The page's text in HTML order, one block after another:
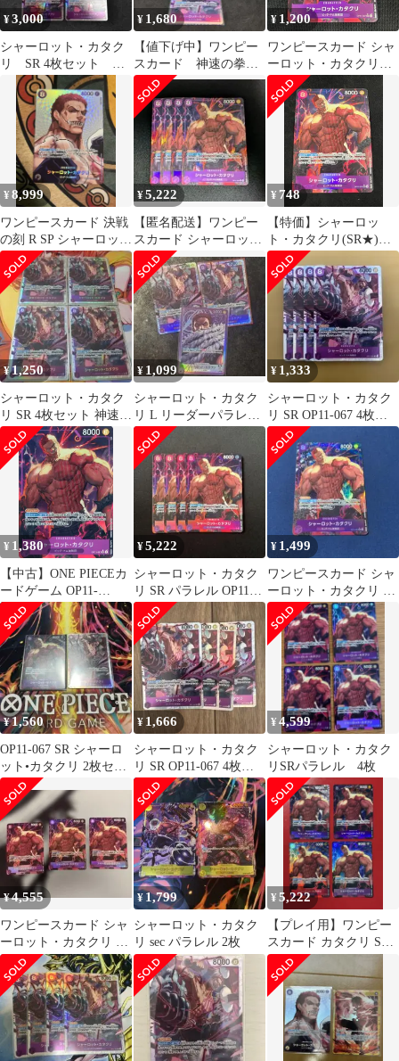
¥3,000
シャーロット・カタク
リ SR 4枚セット 神
速の拳 ワンピースカ
ード
¥ 1,680
【値下げ中】ワンピー
スカード 神速の拳
シャーロット・カタク
リまとめ売り
¥ 1,200
ワンピースカード シャ
ーロット・カタクリ
SR★ スーパーレア パ
ラレル OP11/067P1 神
速の拳
¥8,999
ワンピースカード 決戦
の刻 R SP シャーロッ
ト・カタクリ
¥5,222
【匿名配送】ワンピー
スカード シャーロッ
ト・カタクリ SR パラ
レル 4枚セット
¥ 748
【特価】シャーロッ
ト・カタクリ(SR★)
{紫}〈OP11-067〉[神速
の拳] パラレル
¥1,250
シャーロット・カタク
リ SR 4枚セット 神速の
拳 ワンピースカード
¥ 1,099
シャーロット・カタク
リ L リーダーパラレル
(リーパラ) OP11-062
¥ 1,333
シャーロット・カタク
リ SR OP11-067 4枚セ
ット 神速の拳
¥ 1,380
【中古】ONE PIECEカ
ードゲーム OP11-
067[SR]：(パラレル)シ
ャーロット・カタクリ
¥5,222
シャーロット・カタク
リ SR パラレル OP11-
067
¥ 1,499
ワンピースカード シャ
ーロット・カタクリ パ
ラレル
¥1,560
OP11-067 SR シャーロ
ット•カタクリ 2枚セッ
ト
¥ 1,666
シャーロット・カタク
リ SR OP11-067 4枚セ
ット 神速の拳
¥4,599
シャーロット・カタク
リSRパラレル 4枚
¥4,555
ワンピースカード シャ
ーロット・カタクリ SR
OP11-067 パラレル
¥ 1,799
シャーロット・カタク
リ sec パラレル 2枚
¥5,222
【プレイ用】ワンピー
スカード カタクリ SR
パラレル 4枚